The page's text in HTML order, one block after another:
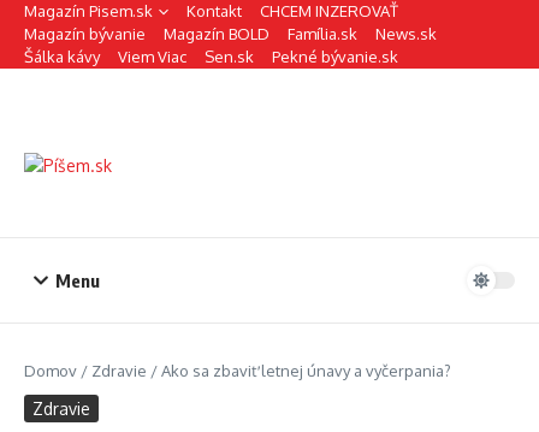
Preskočiť na obsah
Magazín Pisem.sk Kontakt
CHCEM INZEROVAŤ
Magazín bývanie
Magazín BOLD Família.sk
News.sk
Šálka kávy
Viem Viac Sen.sk Pekné bývanie.sk
Menu
Domov / Zdravie /Ako sa zbaviť letnej únavy a vyčerpania?
Zdravie